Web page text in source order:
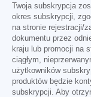
Twoja subskrypcja
okres subskrypcji,
na stronie rejestracji/
dokumentu przez
kraju lub promocji na
ciągłym,
użytkowników
produktów będzie
subskrypcji. Aby